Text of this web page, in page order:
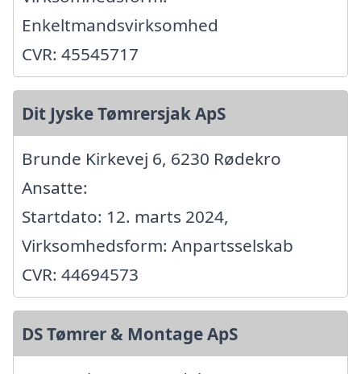
Enkeltmandsvirksomhed
CVR: 45545717
Dit Jyske Tømrersjak ApS
Brunde Kirkevej 6, 6230 Rødekro
Ansatte:
Startdato: 12. marts 2024,
Virksomhedsform: Anpartsselskab
CVR: 44694573
DS Tømrer & Montage ApS